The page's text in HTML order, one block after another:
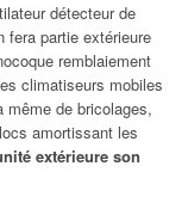
détecteur de
fera partie extérieure
remblaiement
climatiseurs mobiles
de bricolages,
amortissant les
extérieure son